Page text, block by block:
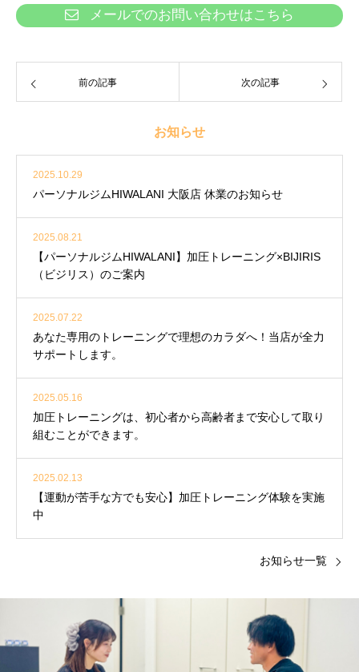
メールでのお問い合わせはこちら
前の記事 次の記事
お知らせ
2025.10.29
パーソナルジムHIWALANI 大阪店 休業のお知らせ
2025.08.21
【パーソナルジムHIWALANI】加圧トレーニング×BIJIRIS
（ビジリス）のご案内
2025.07.22
あなた専用のトレーニングで理想のカラダへ！当店が全力
サポートします。
2025.05.16
加圧トレーニングは、初心者から高齢者まで安心して取り
組むことができます。
2025.02.13
【運動が苦手な方でも安心】加圧トレーニング体験を実施
中
お知らせ一覧